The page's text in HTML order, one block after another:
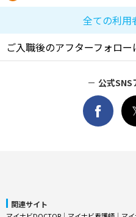
全ての利用
ご入職後のアフターフォロー
公式SNS
関連サイト